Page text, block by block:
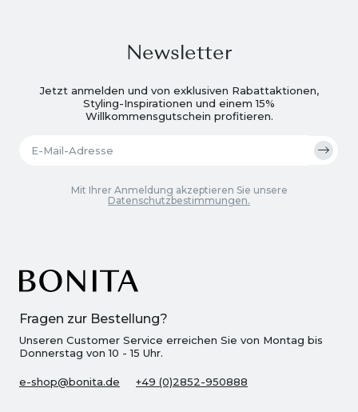
Fragen zur Bestellung?
Unseren Customer Service erreichen Sie von Montag bis
Donnerstag von 10 - 15 Uhr.
e-shop@bonita.de +49 (0)2852-950888
Newsletter
Jetzt anmelden und von exklusiven Rabattaktionen,
Styling-Inspirationen und einem 15%
Willkommensgutschein profitieren.
Mit Ihrer Anmeldung akzeptieren Sie unsere
Datenschutzbestimmungen.